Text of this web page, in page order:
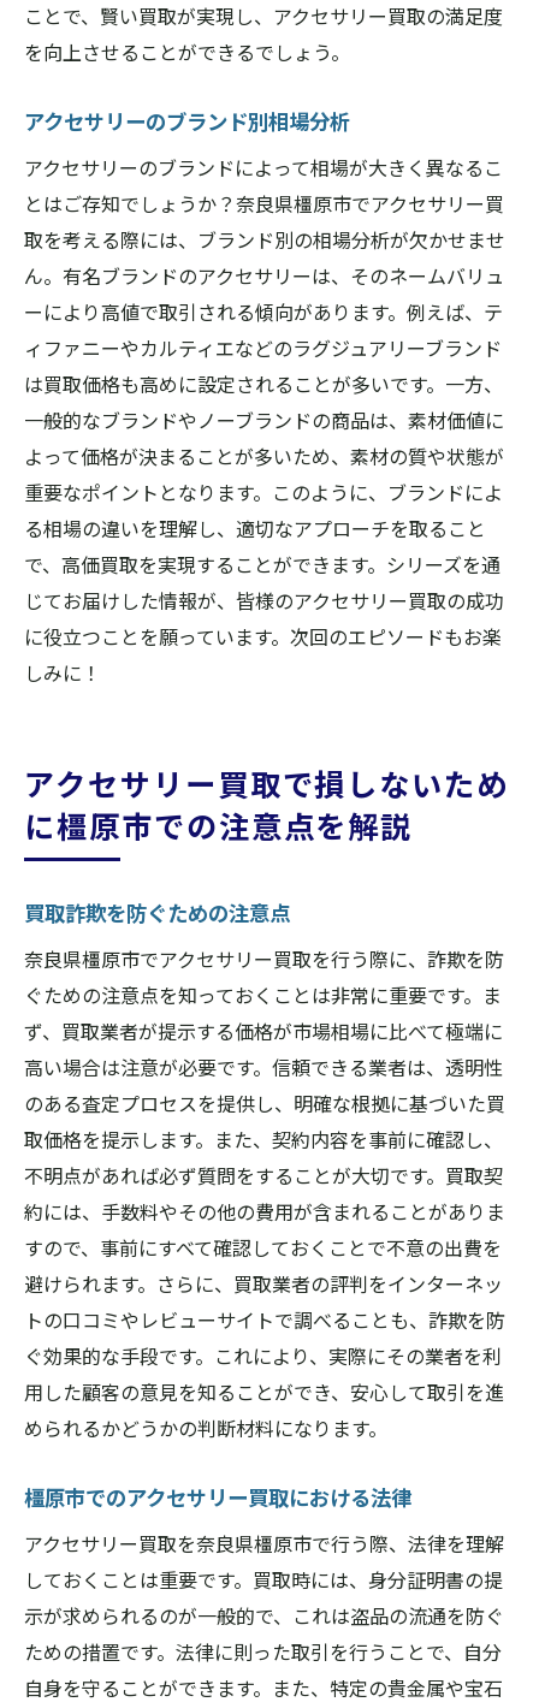
ことで、賢い買取が実現し、アクセサリー買取の満足度
を向上させることができるでしょう。
アクセサリーのブランド別相場分析
アクセサリーのブランドによって相場が大きく異なるこ
とはご存知でしょうか？奈良県橿原市でアクセサリー買
取を考える際には、ブランド別の相場分析が欠かせませ
ん。有名ブランドのアクセサリーは、そのネームバリュ
ーにより高値で取引される傾向があります。例えば、テ
ィファニーやカルティエなどのラグジュアリーブランド
は買取価格も高めに設定されることが多いです。一方、
一般的なブランドやノーブランドの商品は、素材価値に
よって価格が決まることが多いため、素材の質や状態が
重要なポイントとなります。このように、ブランドによ
る相場の違いを理解し、適切なアプローチを取ること
で、高価買取を実現することができます。シリーズを通
じてお届けした情報が、皆様のアクセサリー買取の成功
に役立つことを願っています。次回のエピソードもお楽
しみに！
アクセサリー買取で損しないため
に橿原市での注意点を解説
買取詐欺を防ぐための注意点
奈良県橿原市でアクセサリー買取を行う際に、詐欺を防
ぐための注意点を知っておくことは非常に重要です。ま
ず、買取業者が提示する価格が市場相場に比べて極端に
高い場合は注意が必要です。信頼できる業者は、透明性
のある査定プロセスを提供し、明確な根拠に基づいた買
取価格を提示します。また、契約内容を事前に確認し、
不明点があれば必ず質問をすることが大切です。買取契
約には、手数料やその他の費用が含まれることがありま
すので、事前にすべて確認しておくことで不意の出費を
避けられます。さらに、買取業者の評判をインターネッ
トの口コミやレビューサイトで調べることも、詐欺を防
ぐ効果的な手段です。これにより、実際にその業者を利
用した顧客の意見を知ることができ、安心して取引を進
められるかどうかの判断材料になります。
橿原市でのアクセサリー買取における法律
アクセサリー買取を奈良県橿原市で行う際、法律を理解
しておくことは重要です。買取時には、身分証明書の提
示が求められるのが一般的で、これは盗品の流通を防ぐ
ための措置です。法律に則った取引を行うことで、自分
自身を守ることができます。また、特定の貴金属や宝石